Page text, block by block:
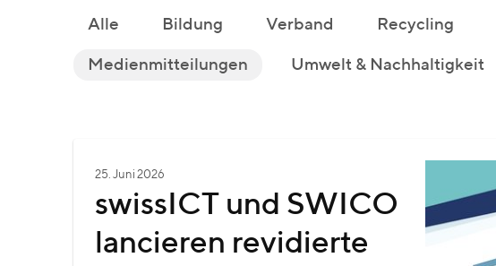
Alle Bildung Verband Recycling
Medienmitteilungen Umwelt & Nachhaltigkeit
25. Juni 2026
swissICT und SWICO
lancieren revidierte